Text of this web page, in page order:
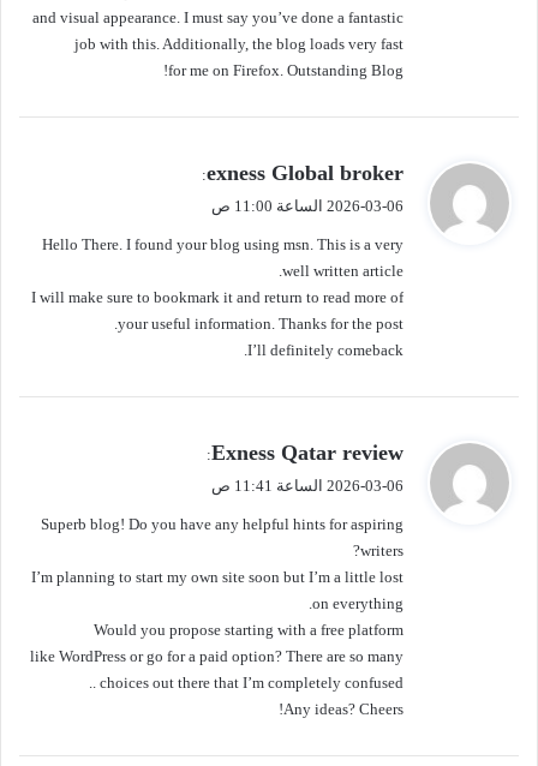
and visual appearance. I must say you’ve done a fantastic
job with this. Additionally, the blog loads very fast
for me on Firefox. Outstanding Blog!
ي
ل
exness Global broker
:
2026-03-06 الساعة 11:00 ص
Hello There. I found your blog using msn. This is a very
well written article.
I will make sure to bookmark it and return to read more of
your useful information. Thanks for the post.
I’ll definitely comeback.
ي
ل
Exness Qatar review
:
2026-03-06 الساعة 11:41 ص
Superb blog! Do you have any helpful hints for aspiring
writers?
I’m planning to start my own site soon but I’m a little lost
on everything.
Would you propose starting with a free platform
like WordPress or go for a paid option? There are so many
choices out there that I’m completely confused ..
Any ideas? Cheers!